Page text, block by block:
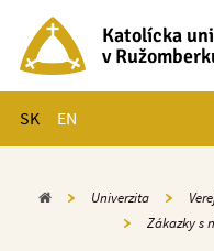
Katolícka
v
SK EN
Hlavné menu
Domov Univerzita
Zákazky s